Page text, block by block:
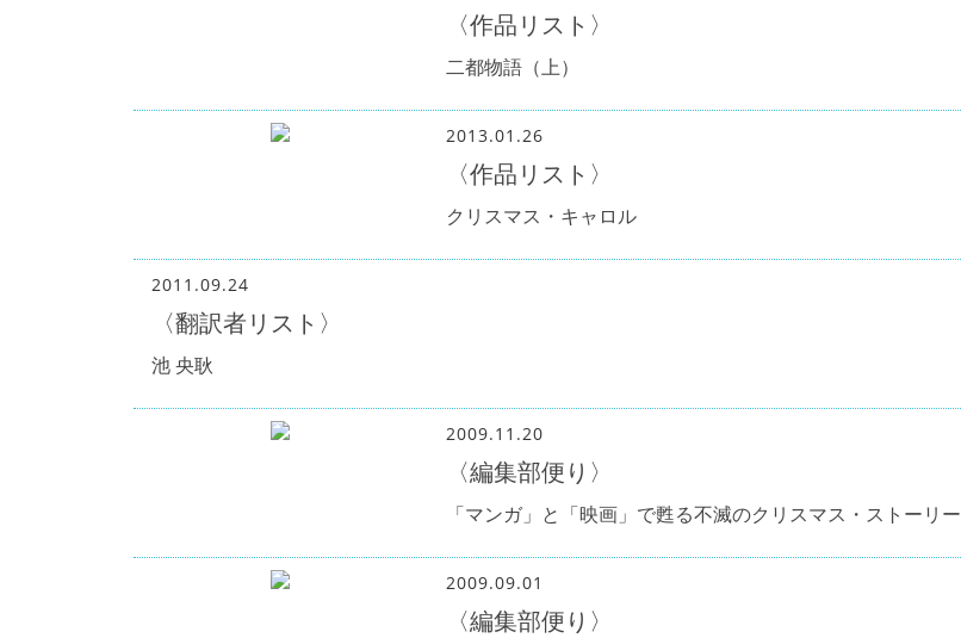
〈作品リスト〉
二都物語（上）
2013.01.26
〈作品リスト〉
クリスマス・キャロル
2011.09.24
〈翻訳者リスト〉
池 央耿
2009.11.20
〈編集部便り〉
「マンガ」と「映画」で甦る不滅のクリスマス・ストーリー
2009.09.01
〈編集部便り〉